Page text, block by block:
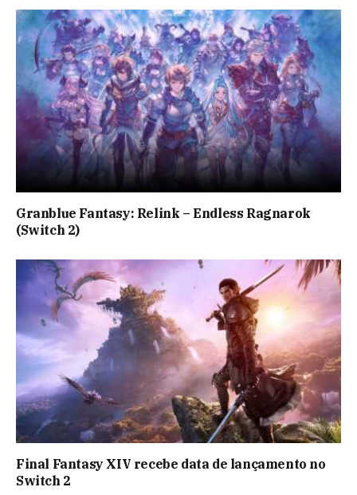
Granblue Fantasy: Relink – Endless Ragnarok
(Switch 2)
Final Fantasy XIV recebe data de lançamento no
Switch 2